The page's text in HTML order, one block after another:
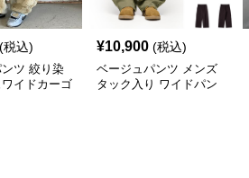
(税込)
ツ 絞り染
イドカーゴ
¥10,900 (税込)
ベージュパンツ メンズ
タック入り ワイドパン